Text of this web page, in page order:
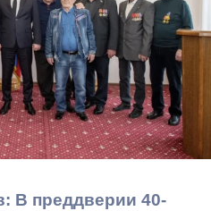
В преддверии 40-